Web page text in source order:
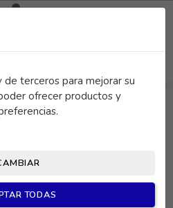
de terceros para mejorar su
ofrecer productos y
TODAS